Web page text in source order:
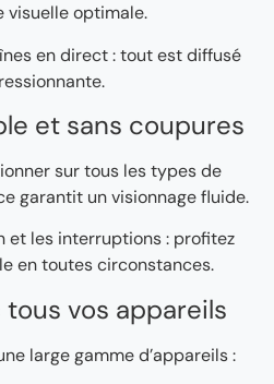
visuelle optimale.
en direct : tout est diffusé
et sans coupures
sur tous les types de
garantit un visionnage fluide.
et les interruptions : profitez
en toutes circonstances.
vos appareils
large gamme d’appareils :